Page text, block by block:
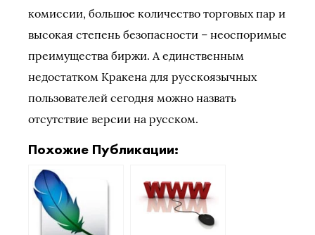
комиссии, большое количество торговых пар и
высокая степень безопасности – неоспоримые
преимущества биржи. А единственным
недостатком Кракена для русскоязычных
пользователей сегодня можно назвать
отсутствие версии на русском.
Похожие Публикации: